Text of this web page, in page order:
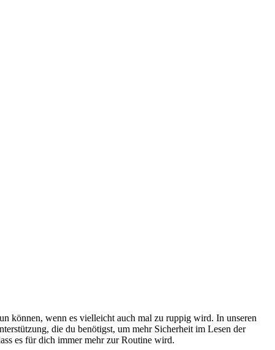
können, wenn es vielleicht auch mal zu ruppig wird. In unseren
die du benötigst, um mehr Sicherheit im Lesen der
es für dich immer mehr zur Routine wird.